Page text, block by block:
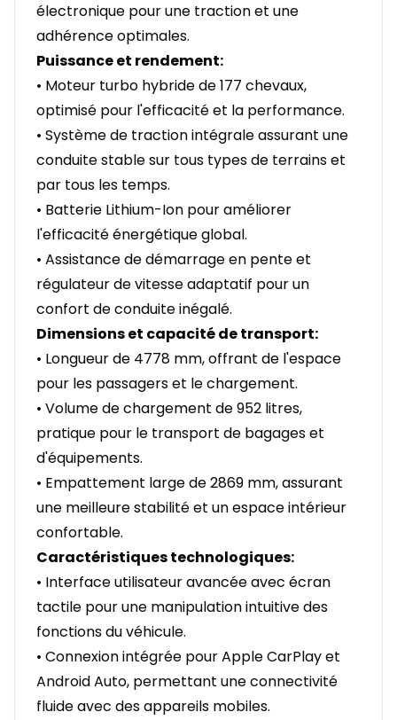
électronique pour une traction et une
adhérence optimales.
Puissance et rendement:
• Moteur turbo hybride de 177 chevaux,
optimisé pour l'efficacité et la performance.
• Système de traction intégrale assurant une
conduite stable sur tous types de terrains et
par tous les temps.
• Batterie Lithium-Ion pour améliorer
l'efficacité énergétique global.
• Assistance de démarrage en pente et
régulateur de vitesse adaptatif pour un
confort de conduite inégalé.
Dimensions et capacité de transport:
• Longueur de 4778 mm, offrant de l'espace
pour les passagers et le chargement.
• Volume de chargement de 952 litres,
pratique pour le transport de bagages et
d'équipements.
• Empattement large de 2869 mm, assurant
une meilleure stabilité et un espace intérieur
confortable.
Caractéristiques technologiques:
• Interface utilisateur avancée avec écran
tactile pour une manipulation intuitive des
fonctions du véhicule.
• Connexion intégrée pour Apple CarPlay et
Android Auto, permettant une connectivité
fluide avec des appareils mobiles.